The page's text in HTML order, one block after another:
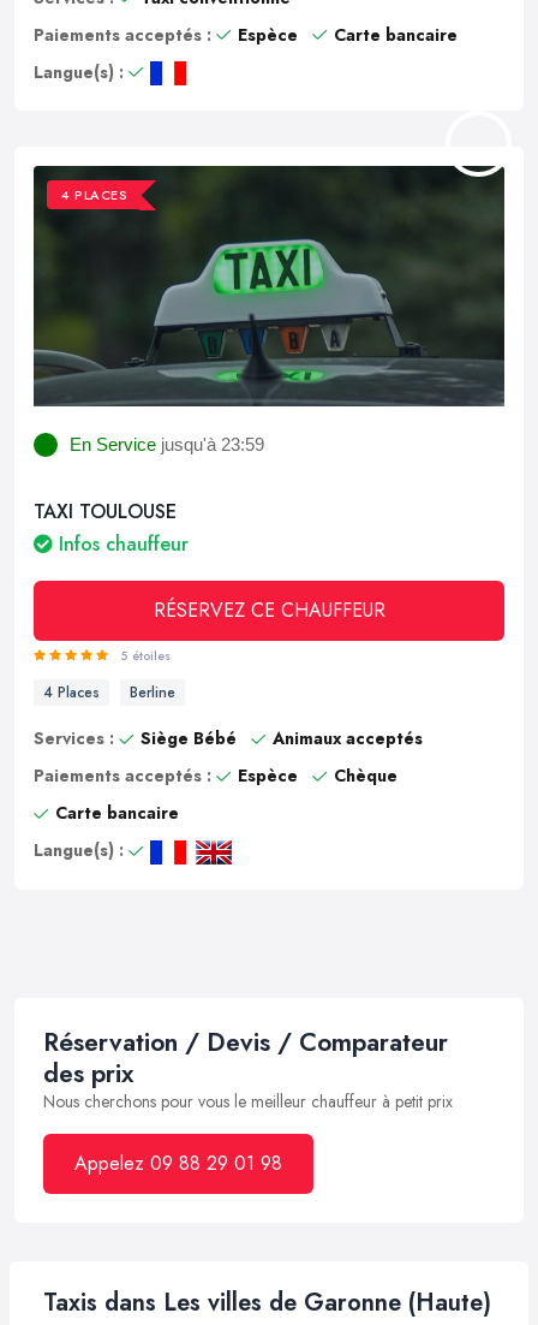
Paiements acceptés :
Espèce
Carte bancaire
Langue(s) :
4 PLACES
En Service jusqu'à 23:59
TAXI TOULOUSE
Infos chauffeur
RÉSERVEZ CE CHAUFFEUR
5 étoiles
4 Places Berline
Services : Siège Bébé
Animaux acceptés
Paiements acceptés :
Espèce
Chèque
Carte bancaire
Langue(s) :
Réservation / Devis / Comparateur
des prix
Nous cherchons pour vous le meilleur chauffeur à petit prix
Appelez 09 88 29 01 98
Taxis dans Les villes de Garonne (Haute)